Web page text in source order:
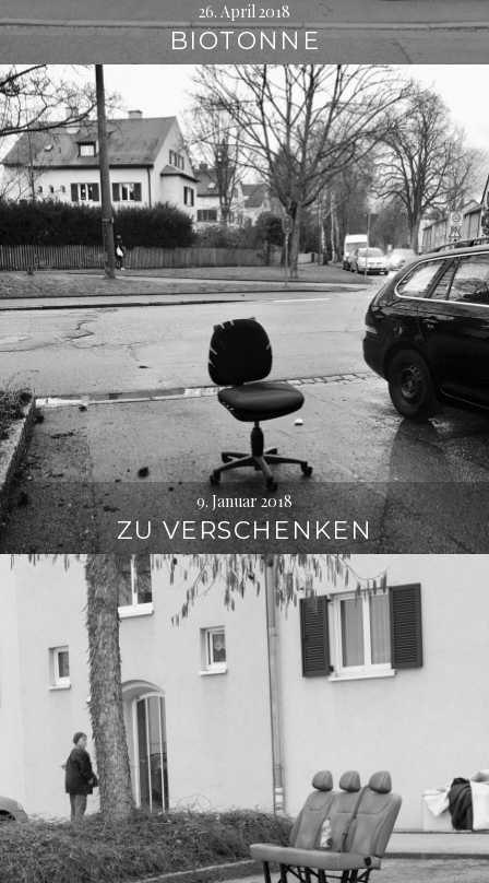
26. April 2018
BIOTONNE
9. Januar 2018
ZU VERSCHENKEN